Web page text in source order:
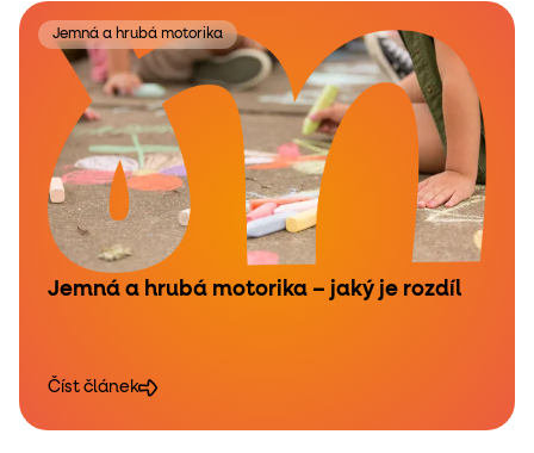
Jemná a hrubá motorika
Jemná a hrubá motorika – jaký je rozdíl
Číst článek